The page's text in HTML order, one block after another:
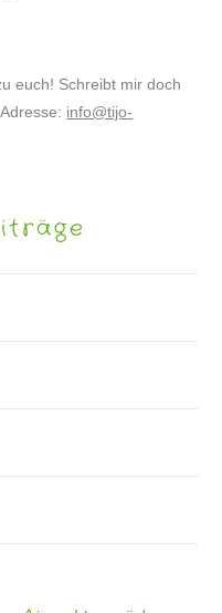
euch! Schreibt mir doch
info@tijo-